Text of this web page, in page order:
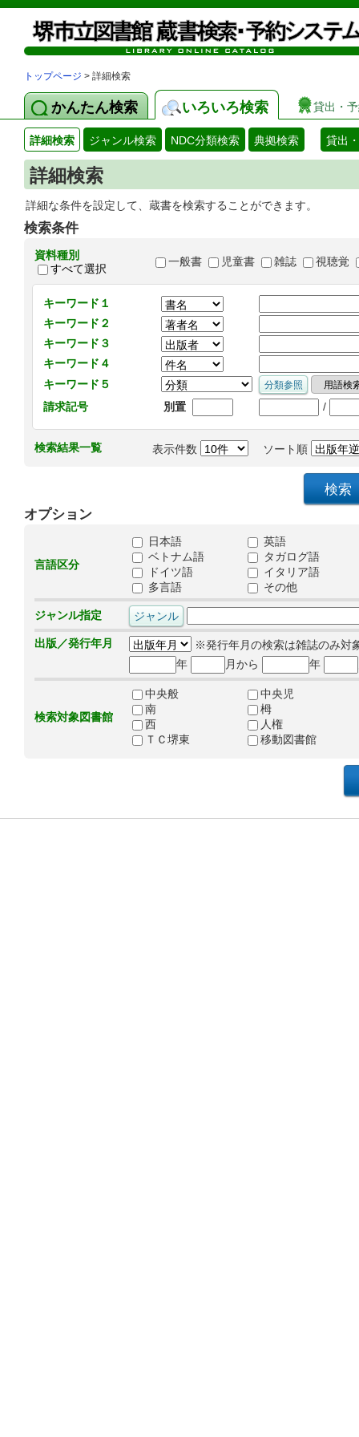
トップページ > 詳細検索
かんたん検索 いろいろ検索 貸出・
詳細検索 ジャンル検索 NDC分類検索 典拠検索 貸出
詳細検索
詳細な条件を設定して、蔵書を検索することができます。
検索条件
資料種別
すべて選択
一般書 児童書 雑誌 視聴覚
キーワード１
キーワード２
キーワード３
キーワード４
キーワード５
請求記号
別置 /
検索結果一覧 表示件数 ソート順
オプション
言語区分
日本語
英語
ベトナム語
タガログ語
ドイツ語
イタリア語
多言語
その他
ジャンル指定
出版／発行年月
※発行年月の検索は雑誌のみ対
年
月から 年
検索対象図書館
中央般
中央児
南
栂
西
人権
ＴＣ堺東
移動図書館